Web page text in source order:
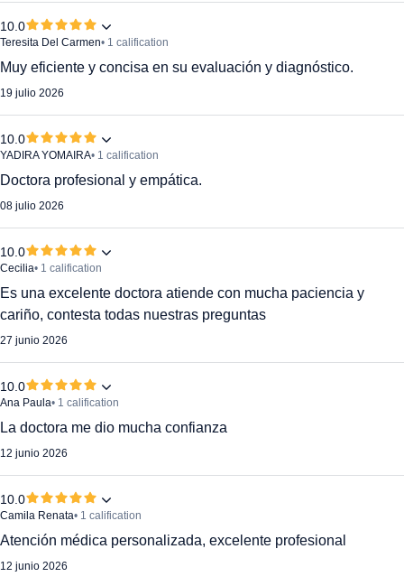
10.0
Teresita Del Carmen• 1 calification
Muy eficiente y concisa en su evaluación y diagnóstico.
19 julio 2026
10.0
YADIRA YOMAIRA• 1 calification
Doctora profesional y empática.
08 julio 2026
10.0
Cecilia• 1 calification
Es una excelente doctora atiende con mucha paciencia y
cariño, contesta todas nuestras preguntas
27 junio 2026
10.0
Ana Paula• 1 calification
La doctora me dio mucha confianza
12 junio 2026
10.0
Camila Renata• 1 calification
Atención médica personalizada, excelente profesional
12 junio 2026